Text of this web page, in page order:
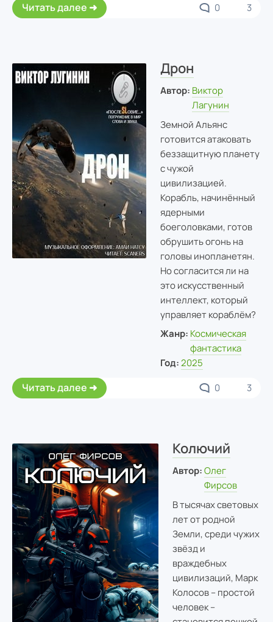
Читать далее 0 3
Дрон
Автор: Виктор
Лагунин
Земной Альянс
готовится атаковать
беззащитную планету
с чужой
цивилизацией.
Корабль, начинённый
ядерными
боеголовками, готов
обрушить огонь на
головы инопланетян.
Но согласится ли на
это искусственный
интеллект, который
управляет кораблём?
Жанр: Космическая
фантастика
Год: 2025
Читать далее 0 3
Колючий
Автор: Олег
Фирсов
В тысячах световых
лет от родной
Земли, среди чужих
звёзд и
враждебных
цивилизаций, Марк
Колосов – простой
человек –